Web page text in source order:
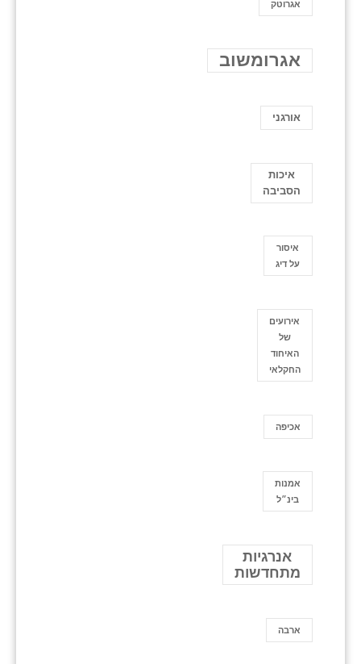
אגרוטק
אגרומשוב
אורגני
איכות
הסביבה
איסור
על דיג
אירועים
של
האיחוד
החקלאי
אכיפה
אמנות
בינ״ל
אנרגיות
מתחדשות
ארבה